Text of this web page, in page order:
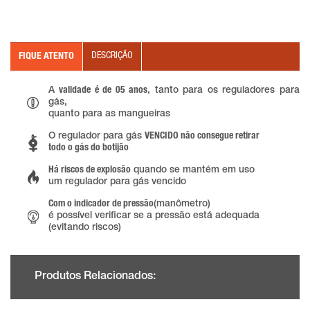
FIQUE ATENTO DESCRIÇÃO
Avalidade é de 05 anos, tanto para os reguladores para
gás,
quanto para as mangueiras
O regulador para gás VENCIDO não consegue retirar
todo o gás do botijão
Há riscos de explosão quando se mantém em uso
um regulador para gás vencido
Com o indicador de pressão(manômetro)
é possível verificar se a pressão está adequada
(evitando riscos)
Produtos Relacionados: